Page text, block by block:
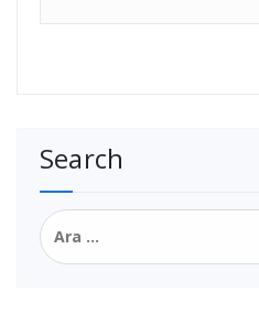
Search
Arama: